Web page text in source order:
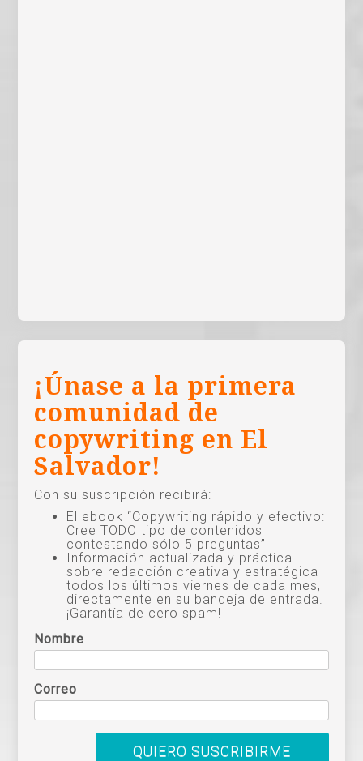
¡Únase a la primera
comunidad de
copywriting en El
Salvador!
Con su suscripción recibirá:
El ebook “Copywriting rápido y efectivo:
Cree TODO tipo de contenidos
contestando sólo 5 preguntas”
Información actualizada y práctica
sobre redacción creativa y estratégica
todos los últimos viernes de cada mes,
directamente en su bandeja de entrada.
¡Garantía de cero spam!
Nombre
Correo